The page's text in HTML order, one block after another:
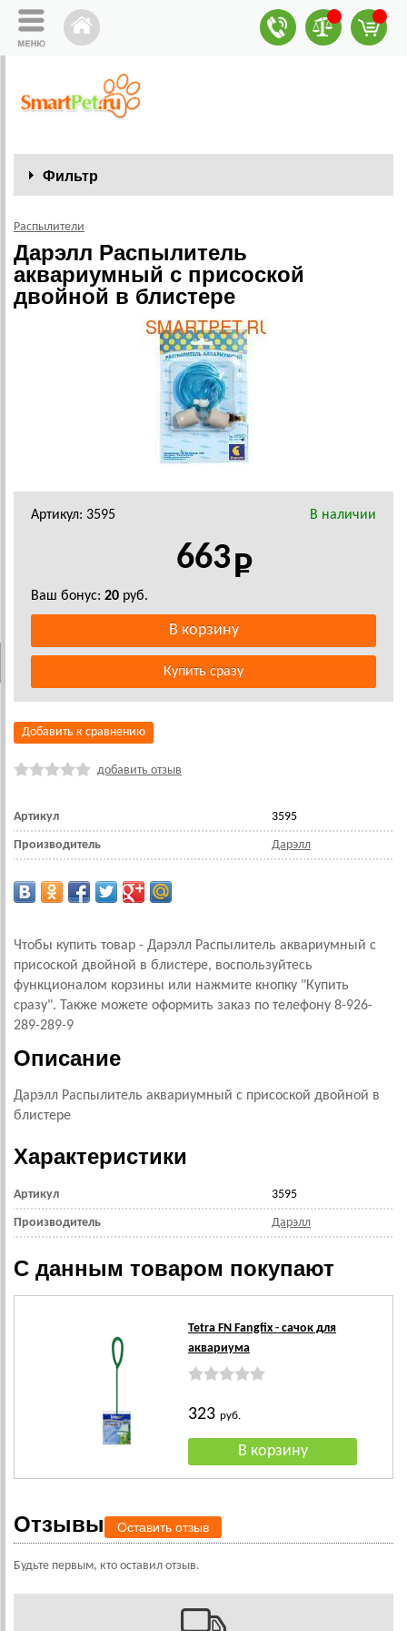
Фильтр
Распылители
Дарэлл Распылитель
аквариумный с присоской
двойной в блистере
Артикул: 3595 В наличии
663
Ваш бонус: 20 руб.
Добавить к сравнению
добавить отзыв
Артикул 3595
Производитель Дарэлл
Чтобы купить товар - Дарэлл Распылитель аквариумный с
присоской двойной в блистере, воспользуйтесь
функционалом корзины или нажмите кнопку "Купить
сразу". Также можете оформить заказ по телефону 8-926-
289-289-9
Описание
Дарэлл Распылитель аквариумный с присоской двойной в
блистере
Характеристики
Артикул 3595
Производитель Дарэлл
С данным товаром покупают
Tetra FN Fangfix - сачок для
аквариума
323руб.
Отзывы Оставить отзыв
Будьте первым, кто оставил отзыв.